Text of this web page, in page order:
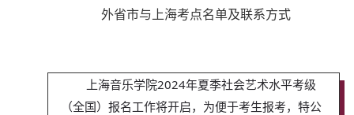
外省市与上海考点名单及联系方式
上海音乐学院2024年夏季社会艺术水平考级
（全国）报名工作将开启，为便于考生报考，特公